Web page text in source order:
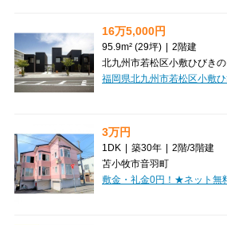
16万5,000円
95.9m² (29坪) | 2階建
北九州市若松区小敷ひびきの
3万円
1DK | 築30年 | 2階/3階建
苫小牧市音羽町